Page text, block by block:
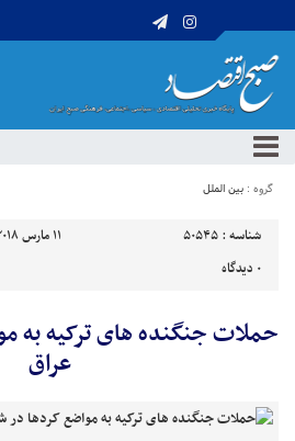
گروه : بین الملل
شناسه : 50545
11 مارس 2018 - 14:28
0 دیدگاه
حملات جنگنده های ترکیه به
عراق